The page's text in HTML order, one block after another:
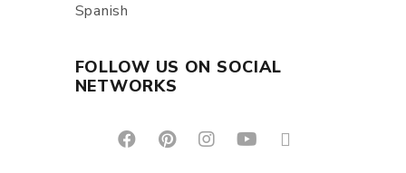
Spanish
FOLLOW US ON SOCIAL
NETWORKS